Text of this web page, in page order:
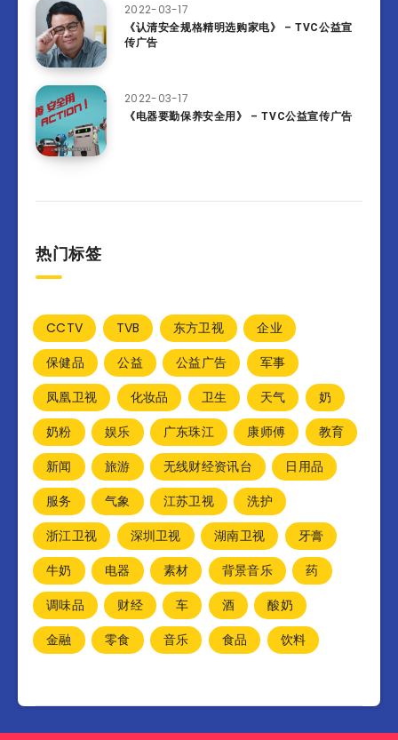
2022-03-17
《认清安全规格精明选购家电》 – TVC公益宣
传广告
2022-03-17
《电器要勤保养安全用》 – TVC公益宣传广告
热门标签
CCTV TVB 东方卫视
企业
保健品
公益 公益广告
军事
凤凰卫视
化妆品 卫生 天气
奶
奶粉
娱乐 广东珠江 康师傅
教育
新闻
旅游 无线财经资讯台
日用品
服务
气象 江苏卫视
洗护
浙江卫视
深圳卫视 湖南卫视
牙膏
牛奶
电器 素材 背景音乐
药
调味品
财经 车 酒
酸奶
金融
零食 音乐 食品 饮料